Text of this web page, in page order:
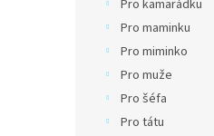
Pro kamarádku
Pro maminku
Pro miminko
Pro muže
Pro šéfa
Pro tátu